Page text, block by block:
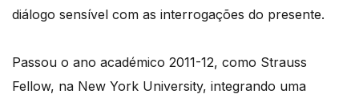
diálogo sensível com as interrogações do presente.
Passou o ano académico 2011-12, como Strauss
Fellow, na New York University, integrando uma